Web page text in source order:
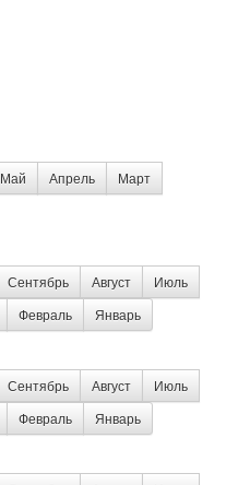
Май Апрель
Март
Сентябрь Август
Июль
Февраль Январь
Сентябрь Август
Июль
Февраль Январь